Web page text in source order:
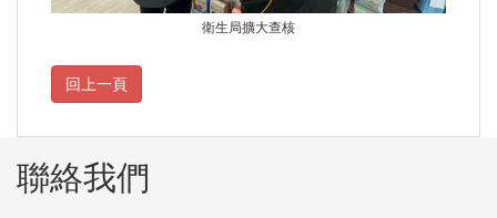
衛生局擴大查核
聯絡我們